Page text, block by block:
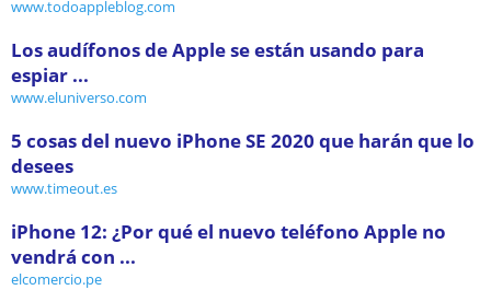
www.todoappleblog.com
Los audífonos de Apple se están usando para
espiar ...
www.eluniverso.com
5 cosas del nuevo iPhone SE 2020 que harán que lo
desees
www.timeout.es
iPhone 12: ¿Por qué el nuevo teléfono Apple no
vendrá con ...
elcomercio.pe